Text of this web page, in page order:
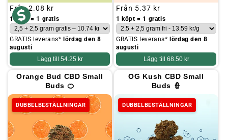
Ordinarie
pris
Från2.08 kr
1 köpt = 1 gratis
GRATIS leverans* lördag den 8
augusti
Lägg till 54.25 kr
Ordinarie
pris
Från 5.37 kr
1 köpt = 1 gratis
GRATIS leverans* lördag den 8
augusti
Lägg till 68.50 kr
Orange Bud CBD Small
Buds 🍊
DUBBELBESTÄLLNINGAR
OG Kush CBD Small
Buds 👮
DUBBELBESTÄLLNINGAR